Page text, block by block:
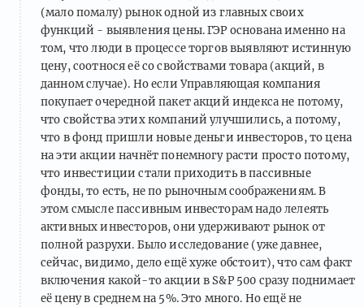
(мало помалу) рынок одной из главных своих
функций - выявления цены. ГЭР основана именно на
том, что люди в процессе торгов выявляют истинную
цену, соотнося её со свойствами товара (акций, в
данном случае). Но если Управляющая компания
покупает очередной пакет акций индекса не потому,
что свойства этих компаний улучшились, а потому,
что в фонд пришли новые деньги инвесторов, то цена
на эти акции начнёт понемногу расти просто потому,
что инвестиции стали приходить в пассивные
фонды, то есть, не по рыночным соображениям. В
этом смысле пассивным инвесторам надо лелеять
активных инвесторов, они удерживают рынок от
полной разрухи. Было исследование (уже давнее,
сейчас, видимо, дело ещё хуже обстоит), что сам факт
включения какой-то акции в S&P 500 сразу поднимает
её цену в среднем на 5%. Это много. Но ещё не